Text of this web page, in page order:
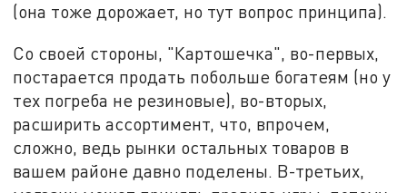
(она тоже дорожает, но тут вопрос принципа).
Со своей стороны, "Картошечка", во-первых,
постарается продать побольше богатеям (но у
тех погреба не резиновые), во-вторых,
расширить ассортимент, что, впрочем,
сложно, ведь рынки остальных товаров в
вашем районе давно поделены. В-третьих,